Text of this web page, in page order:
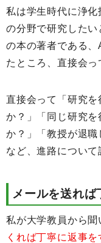
私は学生時代に浄
の分野で研究した
の本の著者である
たところ、直接会っ
直接会って「研究
か？」「同じ研究
か？」「教授が退職
など、進路について
メールを送れば
私が大学教員から聞
くれば丁寧に返事を